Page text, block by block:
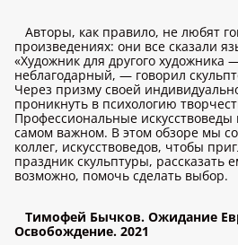
Авторы, как правило, не любят
произведениях: они все сказали
«Художник для другого художника
неблагодарный, — говорил
Через призму своей
проникнуть в психологию
Профессиональные искусствоведы
самом важном. В этом обзоре мы
коллег, искусствоведов, чтобы
праздник скульптуры, рассказать
возможно, помочь сделать выбор.
Тимофей Бычков. Ожидание
Освобождение. 2021